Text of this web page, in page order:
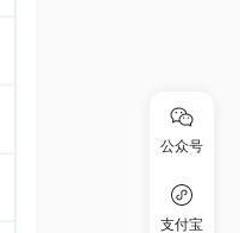
公众号
支付宝